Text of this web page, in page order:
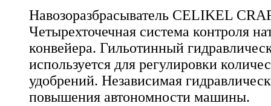
Навозоразбрасыватель CELIKEL
Четырехточечная система контроля
конвейера. Гильотинный
используется для регулировки
удобрений. Независимая
повышения автономности машины.